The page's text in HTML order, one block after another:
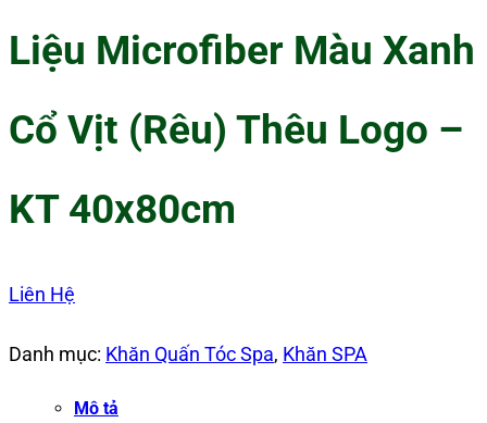
Liệu Microfiber Màu Xanh
Cổ Vịt (Rêu) Thêu Logo –
KT 40x80cm
Liên Hệ
Danh mục: Khăn Quấn Tóc Spa, Khăn SPA
Mô tả